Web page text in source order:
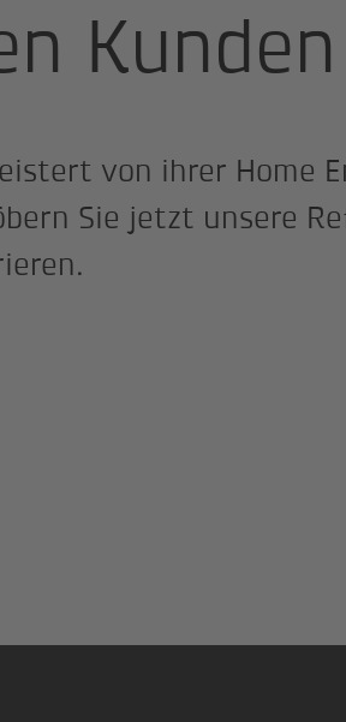
Kunden
von ihrer Home
Sie jetzt unsere